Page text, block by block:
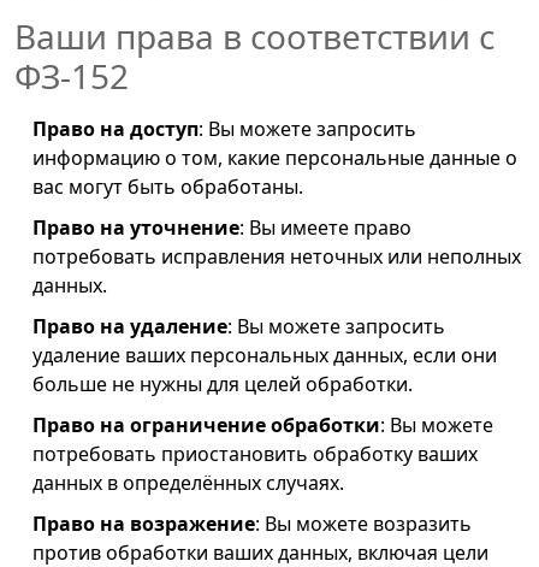
Ваши права в соответствии с
ФЗ-152
Право на доступ: Вы можете запросить
информацию о том, какие персональные данные о
вас могут быть обработаны.
Право на уточнение: Вы имеете право
потребовать исправления неточных или неполных
данных.
Право на удаление: Вы можете запросить
удаление ваших персональных данных, если они
больше не нужны для целей обработки.
Право на ограничение обработки: Вы можете
потребовать приостановить обработку ваших
данных в определённых случаях.
Право на возражение: Вы можете возразить
против обработки ваших данных, включая цели